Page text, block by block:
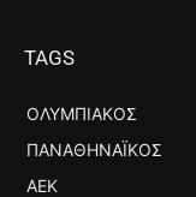
TAGS
ΟΛΥΜΠΙΑΚΌΣ
ΠΑΝΑΘΗΝΑΪΚΌΣ
ΑΕΚ